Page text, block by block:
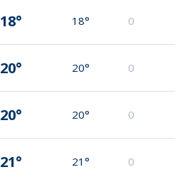
18° 18° 0
20° 20° 0
20° 20° 0
21° 21° 0